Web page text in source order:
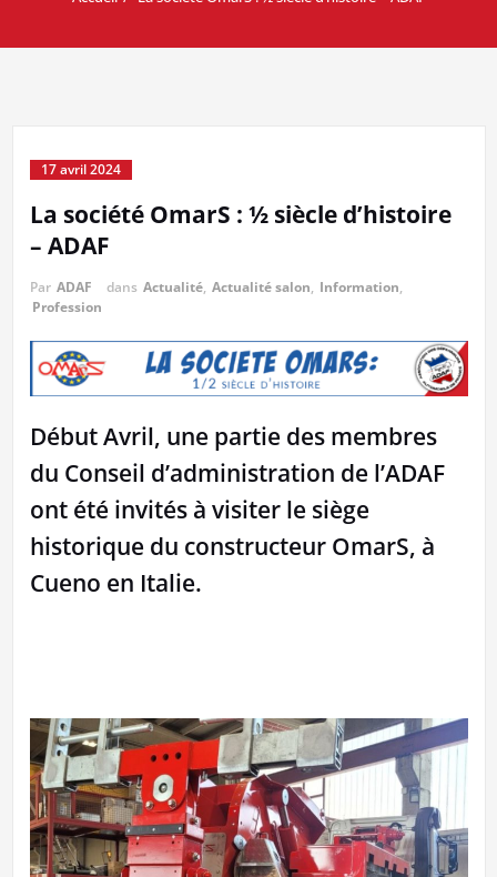
17 avril 2024
La société OmarS : ½ siècle d’histoire
– ADAF
Par ADAF dans Actualité, Actualité salon, Information,
Profession
Début Avril, une partie des membres
du Conseil d’administration de l’ADAF
ont été invités à visiter le siège
historique du constructeur OmarS, à
Cueno en Italie.